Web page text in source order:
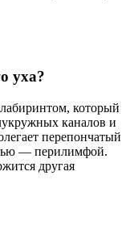
уха?
который
каналов и
перепончатый
— перилимфой.
другая